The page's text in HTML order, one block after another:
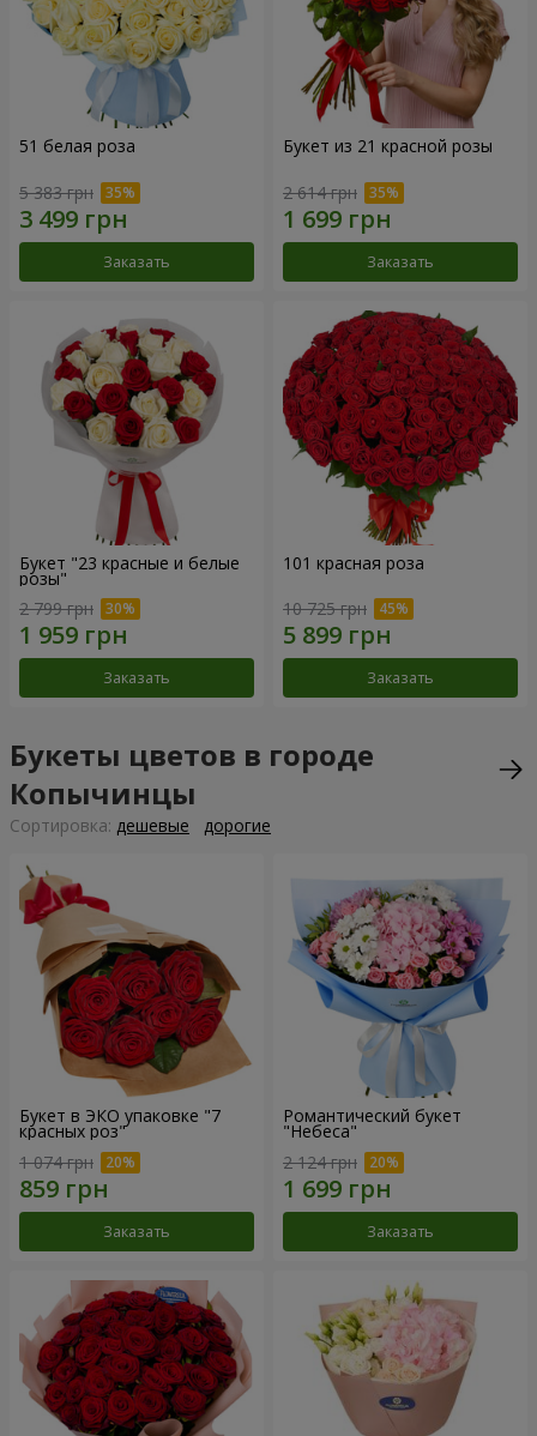
51 белая роза
5 383 грн
Заказать
Букет из 21 красной розы
2 614 грн
Заказать
Букет "23 красные и белые
розы"
2 799 грн
Заказать
101 красная роза
10 725 грн
Заказать
Букеты цветов в городе
Копычинцы
Cортировка: дешевые дорогие
Букет в ЭКО упаковке "7
красных роз"
1 074 грн
Заказать
Романтический букет
"Небеса"
2 124 грн
Заказать